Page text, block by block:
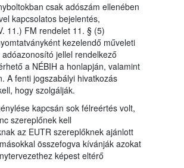
csak adószám ellenében
kapcsolatos bejelentés,
11.) FM rendelet 11. § (5)
kezelendő műveleti
jellel rendelkező
a NÉBIH a honlapján, valamint
A fenti jogszabályi hivatkozás
hogy szolgálják.
kapcsán sok félreértés volt,
szereplőnek kell
az EUTR szereplőknek ajánlott
összefogva kívánják azokat
képest eltérő